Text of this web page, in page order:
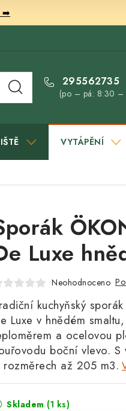
➡️
295562735
(po – pá: 8:30
VYTÁPĚNÍ
Luxe
Neohodnoceno
kuchyňský
Luxe v hnědém
a ocelovou
boční vlevo. S
rozměrech až 205 m3.
Skladem (1 ks)